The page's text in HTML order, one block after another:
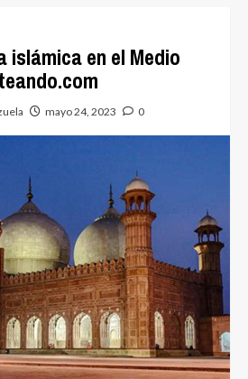
en el Medio
mayo 24, 2023 0